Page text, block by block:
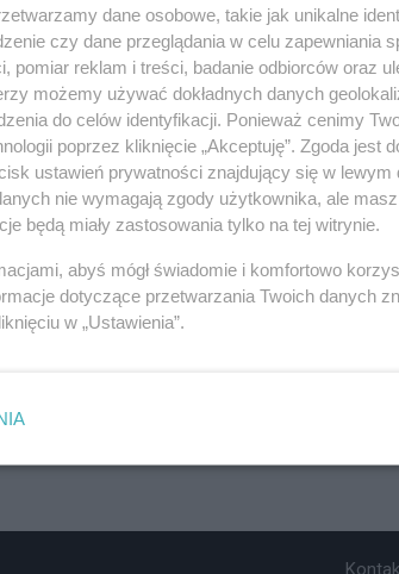
dane osobowe, takie jak unikalne
czy dane przeglądania w celu zapewniania
pomiar reklam i treści, badanie odbiorców oraz
możemy używać dokładnych danych
do celów identyfikacji. Ponieważ cenimy
poprzez kliknięcie „Akceptuję”. Zgoda jest
ustawień prywatności znajdujący się w lewym
nie wymagają zgody użytkownika, ale
będą miały zastosowania tylko na tej witrynie.
abyś mógł świadomie i komfortowo
dotyczące przetwarzania Twoich danych
w „Ustawienia”.